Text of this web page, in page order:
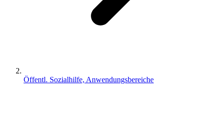
Öffentl. Sozialhilfe, Anwendungsbereiche